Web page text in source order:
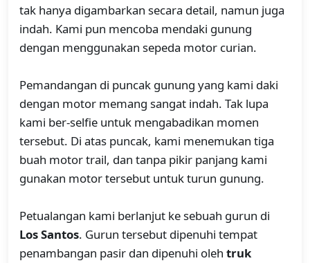
tak hanya digambarkan secara detail, namun juga
indah. Kami pun mencoba mendaki gunung
dengan menggunakan sepeda motor curian.
Pemandangan di puncak gunung yang kami daki
dengan motor memang sangat indah. Tak lupa
kami ber-selfie untuk mengabadikan momen
tersebut. Di atas puncak, kami menemukan tiga
buah motor trail, dan tanpa pikir panjang kami
gunakan motor tersebut untuk turun gunung.
Petualangan kami berlanjut ke sebuah gurun di
Los Santos. Gurun tersebut dipenuhi tempat
penambangan pasir dan dipenuhi oleh truk